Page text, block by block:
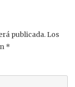
publicada. Los
*